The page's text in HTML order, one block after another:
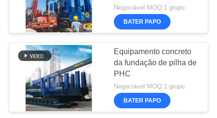
Negociável MOQ:1 grupo
BATER PAPO
Equipamento concreto
da fundação de pilha de
PHC
Negociável MOQ:1 grupo
BATER PAPO